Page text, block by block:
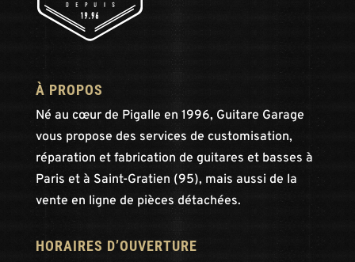
À PROPOS
Né au cœur de Pigalle en 1996, Guitare Garage
vous propose des services de customisation,
réparation et fabrication de guitares et basses à
Paris et à Saint-Gratien (95), mais aussi de la
vente en ligne de pièces détachées.
HORAIRES D’OUVERTURE